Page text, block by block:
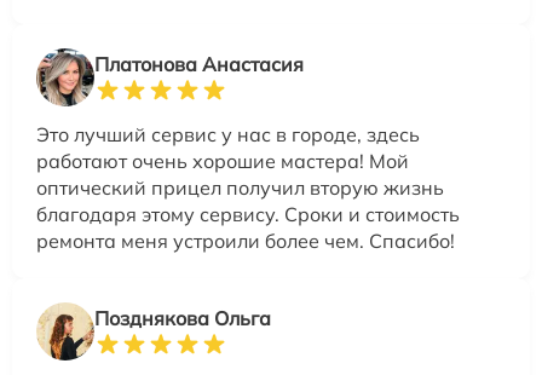
Платонова Анастасия
Это лучший сервис у нас в городе, здесь
работают очень хорошие мастера! Мой
оптический прицел получил вторую жизнь
благодаря этому сервису. Сроки и стоимость
ремонта меня устроили более чем. Спасибо!
Позднякова Ольга